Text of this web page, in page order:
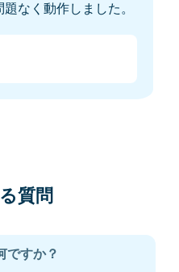
なく動作しました。
質問
ですか？